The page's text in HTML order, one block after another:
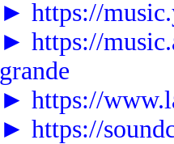
► https://
► https://
grande
► https://
► https://